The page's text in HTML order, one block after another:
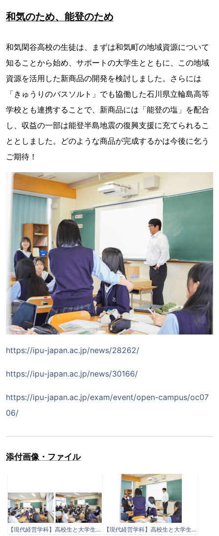
和気のため、能登のため
和気閑谷高校の生徒は、まずは和気町の地域資源について
知ることから始め、サポートの大学生とともに、この地域
資源を活用した新商品の開発を検討しました。さらには
「きゅうりのバスソルト」でも協働した石川県立輪島高等
学校とも連携することで、新商品には「能登の塩」を配合
し、収益の一部は能登半島地震の復興支援に充てられるこ
ととしました。どのような商品が完成するかは今後に乞う
ご期待！
https://ipu-japan.ac.jp/news/28262/
https://ipu-japan.ac.jp/news/30166/
https://ipu-japan.ac.jp/exam/event/open-campus/oc07
06/
添付画像・ファイル
【現代経営学科】高校生と大学生が能登復興を願うバスソルトを共同開発！和気鵜飼谷温泉との産官学連携プロジェクト始動！-IPU・環太平洋大学-06-24-2025_09_16_AM.png 【現代経営学科】高校生と大学生が能登復興を願うバスソルトを共同開発！和気鵜飼谷温泉との産官学連携プロジェクト始動！-IPU・環太平洋大学-06-24-2025_09_19_AM.png